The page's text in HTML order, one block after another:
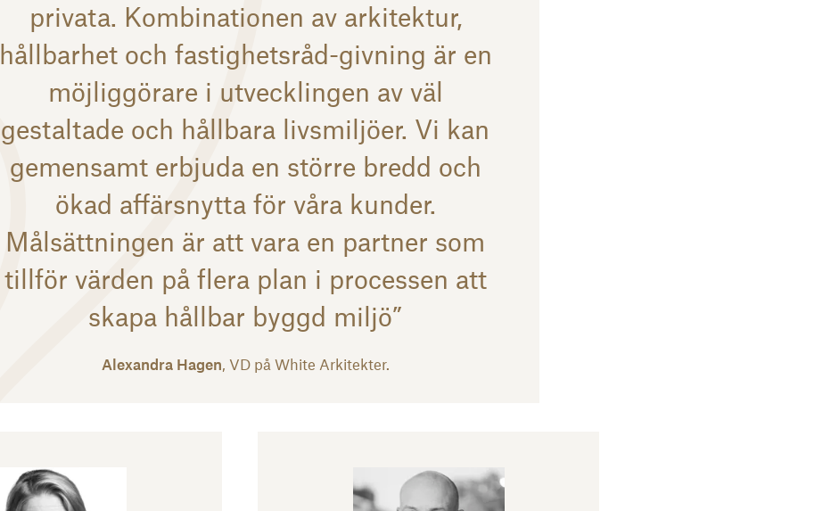
privata. Kombinationen av arkitektur,
hållbarhet och fastighetsråd-givning är en
möjliggörare i utvecklingen av väl
gestaltade och hållbara livsmiljöer. Vi kan
gemensamt erbjuda en större bredd och
ökad affärsnytta för våra kunder.
Målsättningen är att vara en partner som
tillför värden på flera plan i processen att
skapa hållbar byggd miljö”
Alexandra Hagen, VD på White Arkitekter.